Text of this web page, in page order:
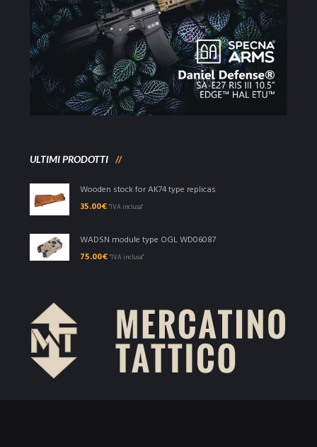
ULTIMI PRODOTTI
Wooden stock for AK74 type replicas
35.00€ "IVA inclusa"
WADSN module type OGL WD06087
75.00€ "IVA inclusa"